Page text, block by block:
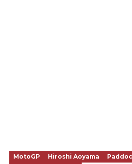
MotoGP Hiroshi Aoyama